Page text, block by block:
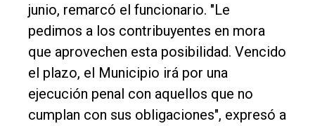
junio, remarcó el funcionario. "Le
pedimos a los contribuyentes en mora
que aprovechen esta posibilidad. Vencido
el plazo, el Municipio irá por una
ejecución penal con aquellos que no
cumplan con sus obligaciones", expresó a